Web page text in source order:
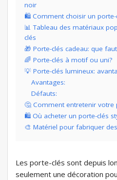
noir
🛍️ Comment choisir un porte-
📊 Tableau des matériaux
clés
🎁 Porte-clés cadeau: que
🌈 Porte-clés à motif ou uni?
💡 Porte-clés lumineux:
Avantages:
Défauts:
🤔 Comment entretenir votre
🛍️ Où acheter un porte-clés
🎨 Matériel pour fabriquer
Les porte-clés sont depuis
seulement une décoration